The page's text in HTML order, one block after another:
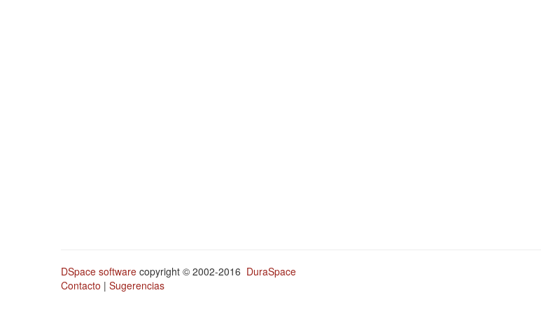
DSpace software copyright © 2002-2016 DuraSpace
Contacto | Sugerencias